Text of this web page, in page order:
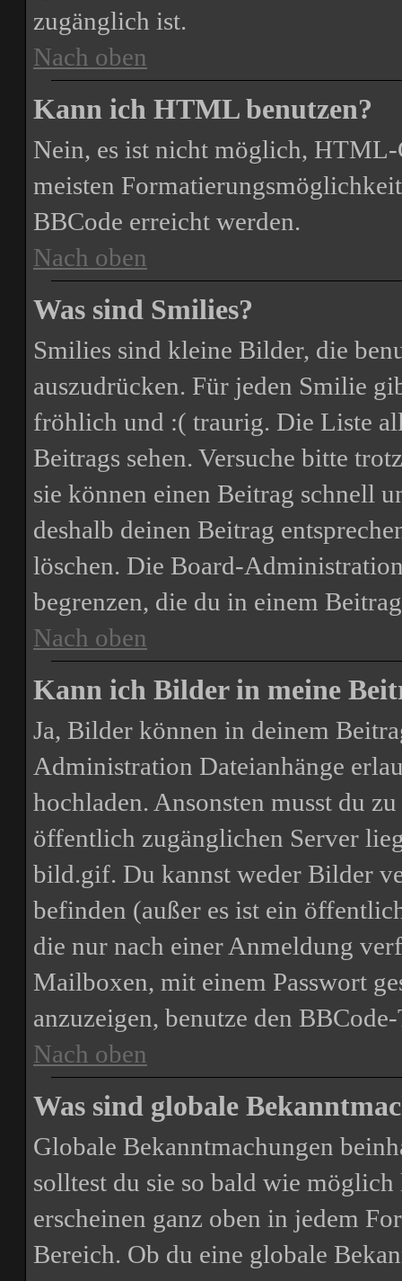
zugänglich ist.
Nach oben
Kann ich HTML benutzen?
Nein, es ist nicht möglich,
meisten
BBCode erreicht werden.
Nach oben
Was sind Smilies?
Smilies sind kleine Bilder, die
auszudrücken. Für jeden Smilie
fröhlich und :( traurig. Die Liste
Beitrags sehen. Versuche bitte
sie können einen Beitrag schnell
deshalb deinen Beitrag
löschen. Die Board-
begrenzen, die du in einem
Nach oben
Kann ich Bilder in meine
Ja, Bilder können in deinem
Administration Dateianhänge
hochladen. Ansonsten musst du
öffentlich zugänglichen Server
bild.gif. Du kannst weder Bilder
befinden (außer es ist ein
die nur nach einer Anmeldung
Mailboxen, mit einem Passwort
anzuzeigen, benutze den
Nach oben
Was sind globale
Globale Bekanntmachungen
solltest du sie so bald wie
erscheinen ganz oben in jedem
Bereich. Ob du eine globale